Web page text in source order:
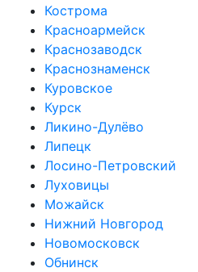
Кострома
Красноармейск
Краснозаводск
Краснознаменск
Куровское
Курск
Ликино-Дулёво
Липецк
Лосино-Петровский
Луховицы
Можайск
Нижний Новгород
Новомосковск
Обнинск